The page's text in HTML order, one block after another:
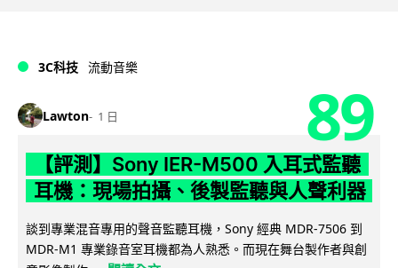
3C科技 流動音樂
Lawton 1 日 89
【評測】Sony IER-M500 入耳式監聽
耳機：現場拍攝、後製監聽與人聲利器
談到專業混音專用的聲音監聽耳機，Sony 經典 MDR-7506 到
MDR-M1 專業錄音室耳機都為人熟悉。而現在舞台製作者與創